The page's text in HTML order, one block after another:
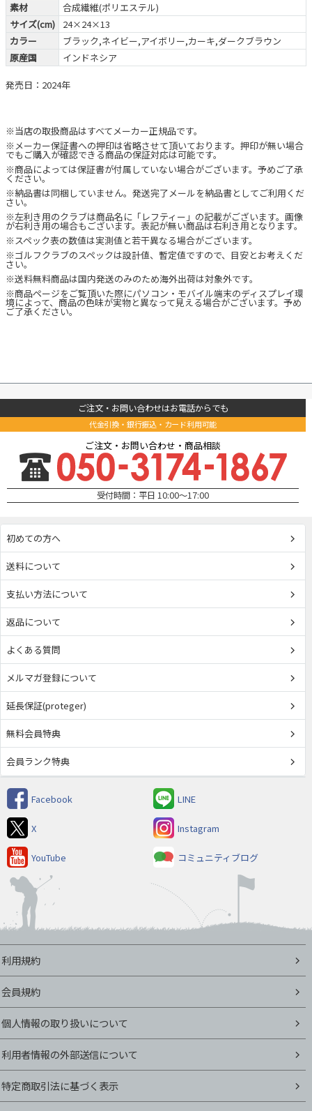
素材
合成繊維(ポリエステル)
サイズ(cm)
24×24×13
カラー
ブラック,ネイビー,アイボリー,カーキ,ダークブラウン
原産国
インドネシア
発売日：2024年
※当店の取扱商品はすべてメーカー正規品です。
※メーカー保証書への押印は省略させて頂いております。押印が無い場合
でもご購入が確認できる商品の保証対応は可能です。
※商品によっては保証書が付属していない場合がございます。予めご了承
ください。
※納品書は同梱していません。発送完了メールを納品書としてご利用くだ
さい。
※左利き用のクラブは商品名に「レフティー」の記載がございます。画像
が右利き用の場合もございます。表記が無い商品は右利き用となります。
※スペック表の数値は実測値と若干異なる場合がございます。
※ゴルフクラブのスペックは設計値、暫定値ですので、目安とお考えくだ
さい。
※送料無料商品は国内発送のみのため海外出荷は対象外です。
※商品ページをご覧頂いた際にパソコン・モバイル端末のディスプレイ環
境によって、商品の色味が実物と異なって見える場合がございます。予め
ご了承ください。
ご注文・お問い合わせはお電話からでも
代金引換・銀行振込・カード利用可能
ご注文・お問い合わせ・商品相談
受付時間：平日 10:00～17:00
初めての方へ
送料について
支払い方法について
返品について
よくある質問
メルマガ登録について
延長保証(proteger)
無料会員特典
会員ランク特典
Facebook LINE
X Instagram
YouTube コミュニティブログ
利用規約
会員規約
個人情報の取り扱いについて
利用者情報の外部送信について
特定商取引法に基づく表示